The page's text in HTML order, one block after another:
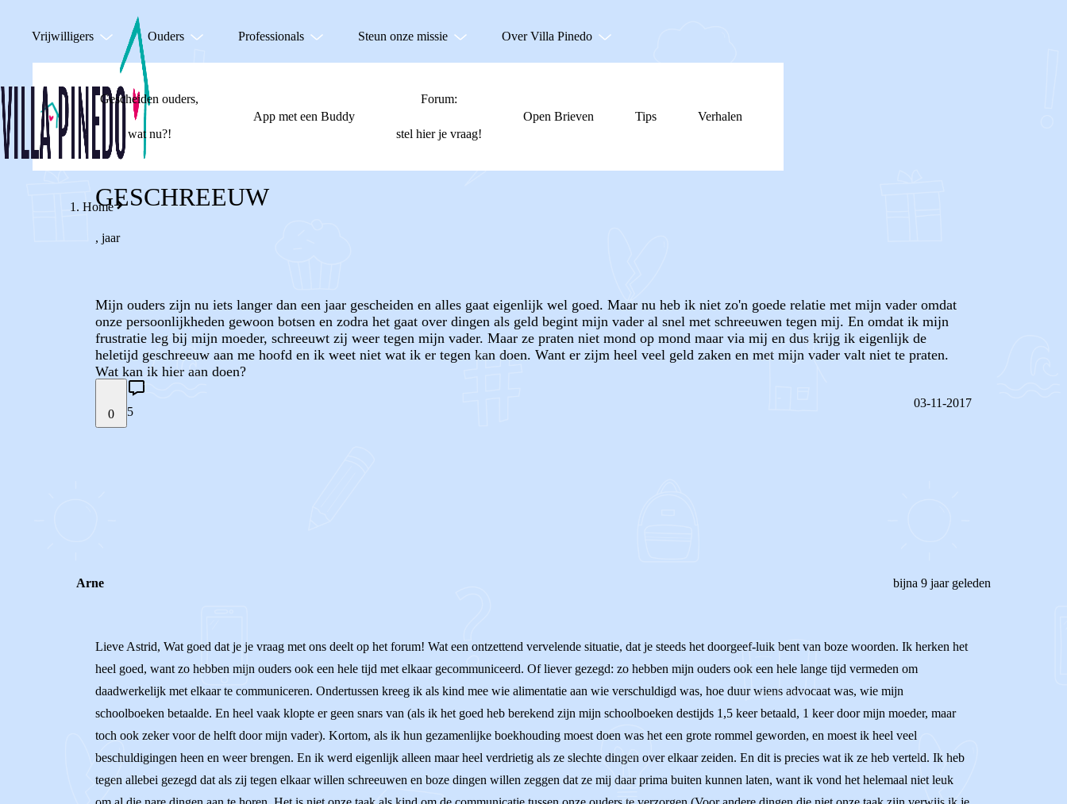
Vrijwilligers Ouders Professionals Steun onze missie Over Villa Pinedo
Gescheiden ouders,
wat nu?!
App met een Buddy
Forum:
stel hier je vraag!
Open Brieven Tips Verhalen
Home
GESCHREEUW
, jaar
Mijn ouders zijn nu iets langer dan een jaar gescheiden en alles gaat eigenlijk wel goed. Maar nu heb ik niet zo'n goede relatie met mijn vader omdat
onze persoonlijkheden gewoon botsen en zodra het gaat over dingen als geld begint mijn vader al snel met schreeuwen tegen mij. En omdat ik mijn
frustratie leg bij mijn moeder, schreeuwt zij weer tegen mijn vader. Maar ze praten niet mond op mond maar via mij en dus krijg ik eigenlijk de
heletijd geschreeuw aan me hoofd en ik weet niet wat ik er tegen kan doen. Want er zijm heel veel geld zaken en met mijn vader valt niet te praten.
Wat kan ik hier aan doen?
0 5
03-11-2017
Arne bijna 9 jaar geleden
Lieve Astrid, Wat goed dat je je vraag met ons deelt op het forum! Wat een ontzettend vervelende situatie, dat je steeds het doorgeef-luik bent van boze woorden. Ik herken het
heel goed, want zo hebben mijn ouders ook een hele tijd met elkaar gecommuniceerd. Of liever gezegd: zo hebben mijn ouders ook een hele lange tijd vermeden om
daadwerkelijk met elkaar te communiceren. Ondertussen kreeg ik als kind mee wie alimentatie aan wie verschuldigd was, hoe duur wiens advocaat was, wie mijn
schoolboeken betaalde. En heel vaak klopte er geen snars van (als ik het goed heb berekend zijn mijn schoolboeken destijds 1,5 keer betaald, 1 keer door mijn moeder, maar
toch ook zeker voor de helft door mijn vader). Kortom, als ik hun gezamenlijke boekhouding moest doen was het een grote rommel geworden, en moest ik heel veel
beschuldigingen heen en weer brengen. En ik werd eigenlijk alleen maar heel verdrietig als ze slechte dingen over elkaar zeiden. En dit is precies wat ik ze heb verteld. Ik heb
tegen allebei gezegd dat als zij tegen elkaar willen schreeuwen en boze dingen willen zeggen dat ze mij daar prima buiten kunnen laten, want ik vond het helemaal niet leuk